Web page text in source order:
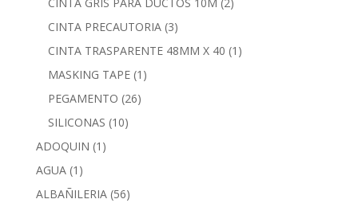
CINTA PRECAUTORIA (3)
CINTA TRASPARENTE 48MM X 40 (1)
MASKING TAPE (1)
PEGAMENTO (26)
SILICONAS (10)
ADOQUIN (1)
AGUA (1)
ALBAÑILERIA (56)